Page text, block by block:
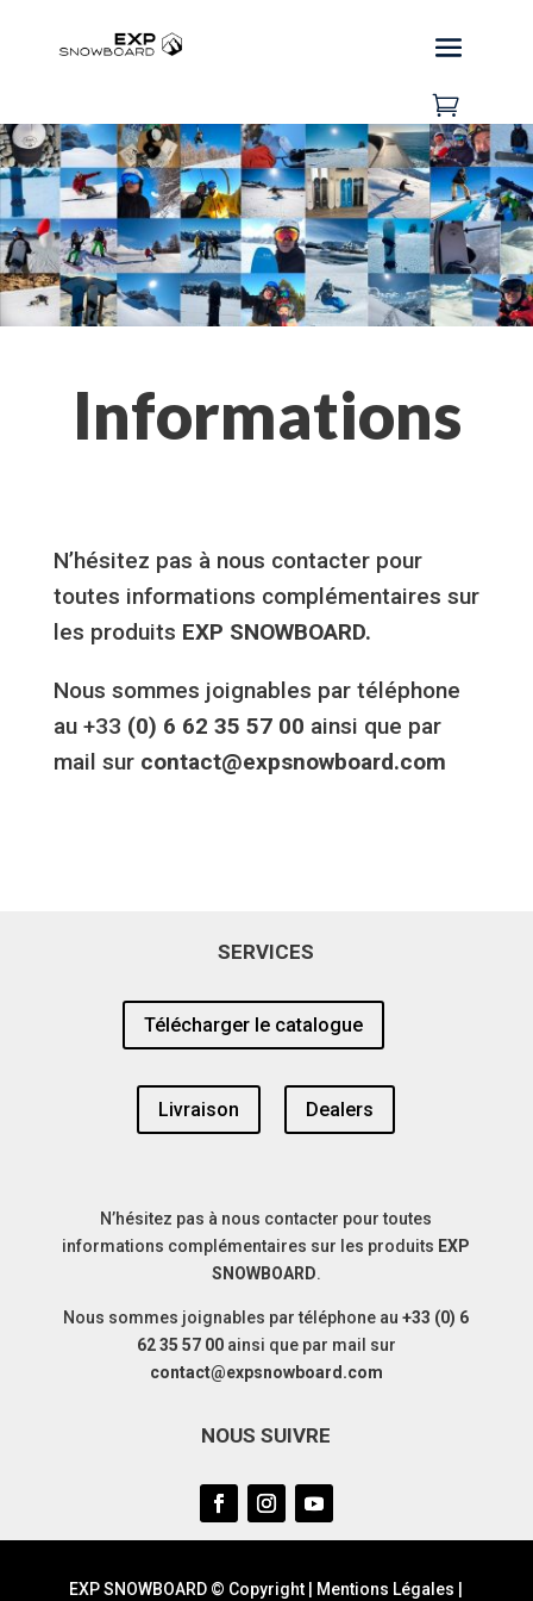

Informations
N’hésitez pas à nous contacter pour
toutes informations complémentaires sur
les produits EXP SNOWBOARD.
Nous sommes joignables par téléphone
au +33 (0) 6 62 35 57 00 ainsi que par
mail sur contact@expsnowboard.com
SERVICES
Télécharger le catalogue
Livraison Dealers
N’hésitez pas à nous contacter pour toutes
informations complémentaires sur les produits EXP
SNOWBOARD.
Nous sommes joignables par téléphone au+33 (0) 6
62 35 57 00ainsi que par mail sur
contact@expsnowboard.com
NOUS SUIVRE
EXP SNOWBOARD © Copyright | Mentions Légales